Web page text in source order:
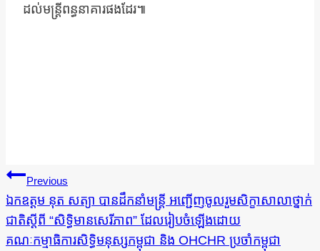
ដល់មន្រ្តីពន្ធនាគារផងដែរ៕
ការ​
នាំទិស​
ប្រកាស
Previous
ឯកឧត្តម នុត សត្យា បានដឹកនាំមន្ត្រី អញ្ជើញចូលរួមសិក្ខាសាលាថ្នាក់
ជាតិស្ដីពី “សិទ្ធិមានសេរីភាព” ដែលរៀបចំឡើងដោយ
គណៈកម្មាធិការសិទ្ធិមនុស្សកម្ពុជា និង OHCHR ប្រចាំកម្ពុជា